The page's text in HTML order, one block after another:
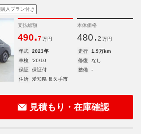
購入プラン付き
支払総額
490.7 万円
本体価格
480. 2 万円
年式 2023年 走行
1.9万km
車検
'26/10 修復
なし
保証
保証付 整備
-
住所
愛知県 長久手市
見積もり・在庫確認